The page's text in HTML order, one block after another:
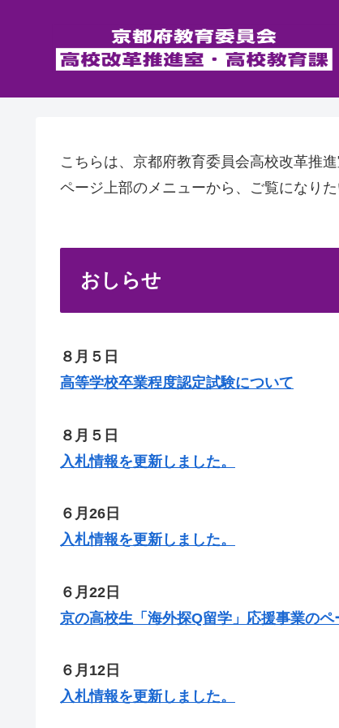
こちらは、京都府教育委員会高校改革推
ページ上部のメニューから、ご覧になり
おしらせ
８月５日
高等学校卒業程度認定試験について
８月５日
入札情報を更新しました。
６月26日
入札情報を更新しました。
６月22日
京の高校生「海外探Q留学」応援事業のペ
６月12日
入札情報を更新しました。